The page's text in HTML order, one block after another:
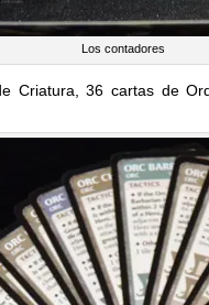
Los contadores
Criatura, 36 cartas de